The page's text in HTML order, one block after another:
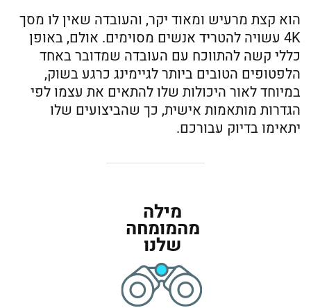
הוא קצת מרעיש ומאוד יקר, והעובדה שאין לו מסך
4K עשויה להטריד אנשים מסוימים. אולם, באופן
כללי קשה להתווכח עם העובדה שמדובר באחד
הלפטופים הטובים ביותר לגיימינג כרגע בשוק,
במיוחד לאור היכולות שלו להתאים את עצמו לפי
הגדרות מותאמות אישית, כך שהביצועים שלו
יתאימו בדיוק עבורכם.
מילה
מהמומחה
שלנו